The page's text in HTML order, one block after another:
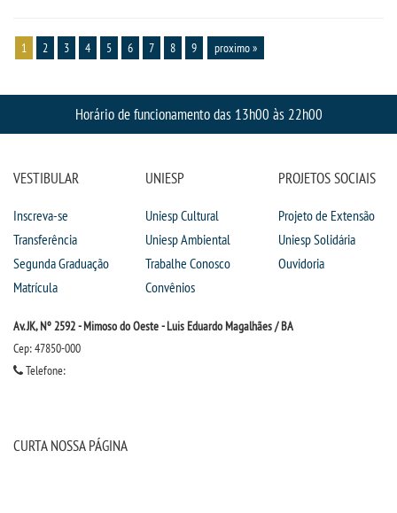
1 2 3 4 5 6 7 8 9 proximo »
Horário de funcionamento das 13h00 às 22h00
VESTIBULAR
Inscreva-se
Transferência
Segunda Graduação
Matrícula
UNIESP
Uniesp Cultural
Uniesp Ambiental
Trabalhe Conosco
Convênios
PROJETOS SOCIAIS
Projeto de Extensão
Uniesp Solidária
Ouvidoria
Av. JK, Nº 2592 - Mimoso do Oeste - Luis Eduardo Magalhães / BA
Cep: 47850-000
Telefone:
CURTA NOSSA PÁGINA